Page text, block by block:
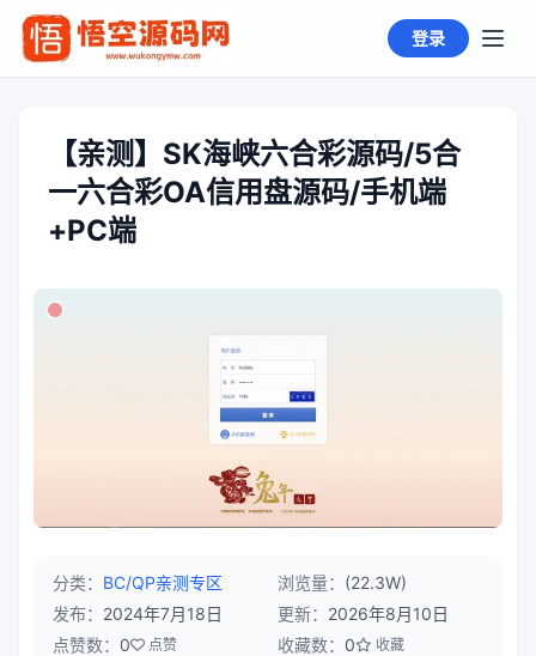
登录
【亲测】SK海峡六合彩源码/5合
一六合彩OA信用盘源码/手机端
+PC端
分类： BC/QP亲测专区 浏览量： (22.3W)
发布： 2024年7月18日 更新： 2026年8月10日
点赞数： 0 点赞 收藏数： 0 收藏